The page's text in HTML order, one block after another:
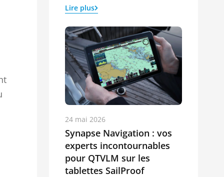
Lire plus
24 mai 2026
Synapse Navigation : vos
experts incontournables
pour QTVLM sur les
tablettes SailProof